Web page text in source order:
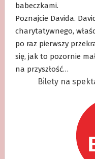
babeczkami.
Poznajcie Davida.
charytatywnego,
po raz pierwszy
się, jak to pozornie
na przyszłość…
Bilety na